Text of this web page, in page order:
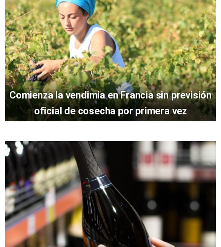
Comienza la vendimia en Francia sin previsión
oficial de cosecha por primera vez